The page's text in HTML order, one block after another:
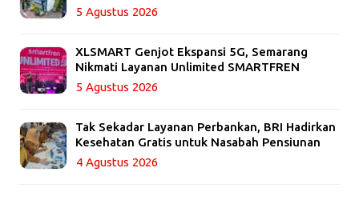
5 Agustus 2026
XLSMART Genjot Ekspansi 5G, Semarang
Nikmati Layanan Unlimited SMARTFREN
5 Agustus 2026
Tak Sekadar Layanan Perbankan, BRI Hadirkan
Kesehatan Gratis untuk Nasabah Pensiunan
4 Agustus 2026